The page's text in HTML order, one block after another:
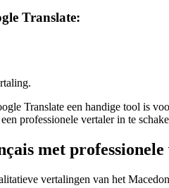
Translate:
Translate een handige tool is
professionele vertaler in te
met
vertalingen van het